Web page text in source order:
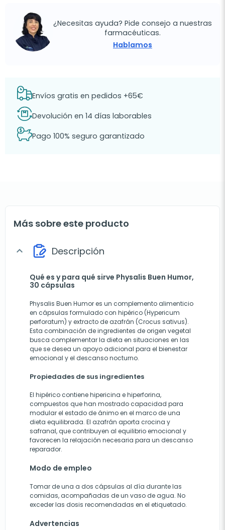
¿Necesitas ayuda? Pide consejo a nuestras
farmacéuticas.
Hablamos
Envíos gratis en pedidos +65€
Devolución en 14 días laborables
Pago 100% seguro garantizado
Más sobre este producto
expand_more Descripción
Qué es y para qué sirve Physalis Buen Humor,
30 cápsulas
Physalis Buen Humor es un complemento alimenticio
en cápsulas formulado con hipérico (Hypericum
perforatum) y extracto de azafrán (Crocus sativus).
Esta combinación de ingredientes de origen vegetal
busca complementar la dieta en situaciones en las
que se desea un apoyo adicional para el bienestar
emocional y el descanso nocturno.
Propiedades de sus ingredientes
El hipérico contiene hipericina e hiperforina,
compuestos que han mostrado capacidad para
modular el estado de ánimo en el marco de una
dieta equilibrada. El azafrán aporta crocina y
safranal, que contribuyen al equilibrio emocional y
favorecen la relajación necesaria para un descanso
reparador.
Modo de empleo
Tomar de una a dos cápsulas al día durante las
comidas, acompañadas de un vaso de agua. No
exceder las dosis recomendadas en el etiquetado.
Advertencias